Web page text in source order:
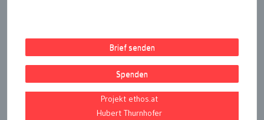
Brief senden
Spenden
Projekt ethos.at
Hubert Thurnhofer